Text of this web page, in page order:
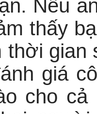
Nếu
thấy
thời gian
giá
cho